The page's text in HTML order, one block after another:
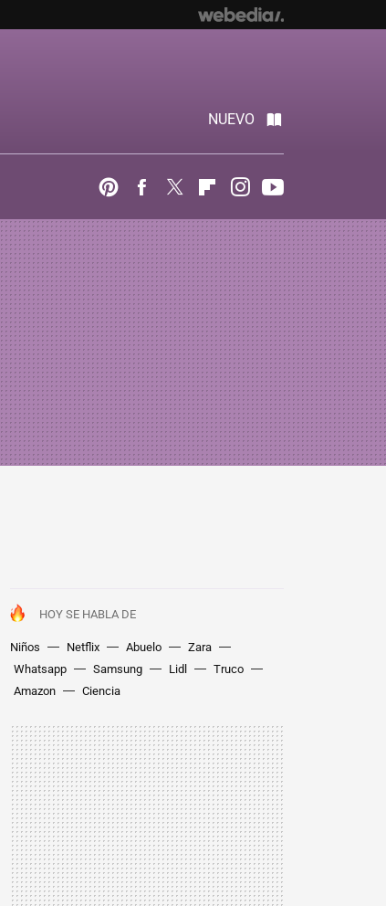
NUEVO
PinterestFacebook
Twitter FlipboardInstagram
HOY SE HABLA DE
Niños Netflix Abuelo
Zara
Whatsapp
Samsung Lidl
Truco
Amazon
Ciencia